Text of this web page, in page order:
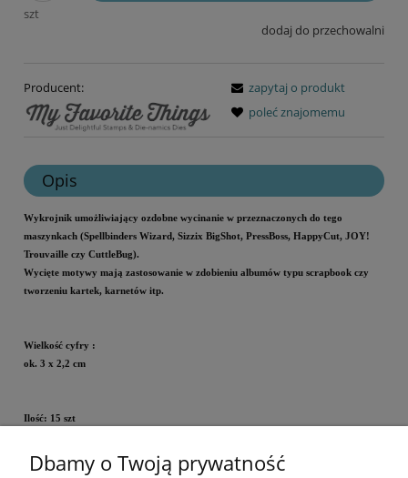
szt
dodaj do przechowalni
Producent:
zapytaj o produkt
poleć znajomemu
Opis
Wykrojnik umożliwiający ozdobne wycinanie w przeznaczonych do tego
maszynkach (Spellbinders Wizard, Sizzix BigShot, PressBoss, HappyCut, JOY!
Trouvaille czy CuttleBug).
Wycięte motywy mają zastosowanie w zdobieniu albumów typu scrapbook czy
tworzeniu kartek, karnetów itp.
Wielkość cyfry :
ok. 3 x 2,2 cm
Ilość: 15 szt
Cena za opakowanie.
Dbamy o Twoją prywatność